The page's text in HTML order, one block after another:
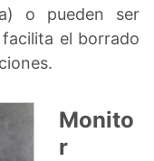
o pueden ser
el borrado
Monito
r